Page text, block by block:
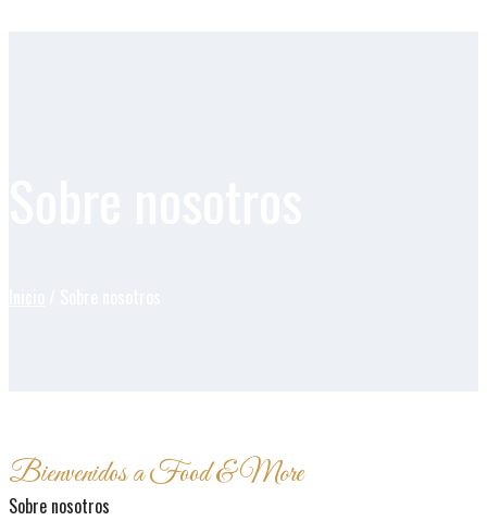
Bienvenidos a Food & More
Sobre nosotros